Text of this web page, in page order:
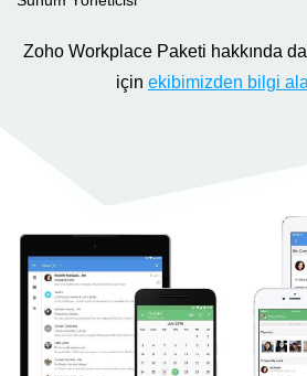
Zoho Workplace Paketi hakkında
için ekibimizden bilgi